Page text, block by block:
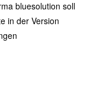
bluesolution soll
in der Version